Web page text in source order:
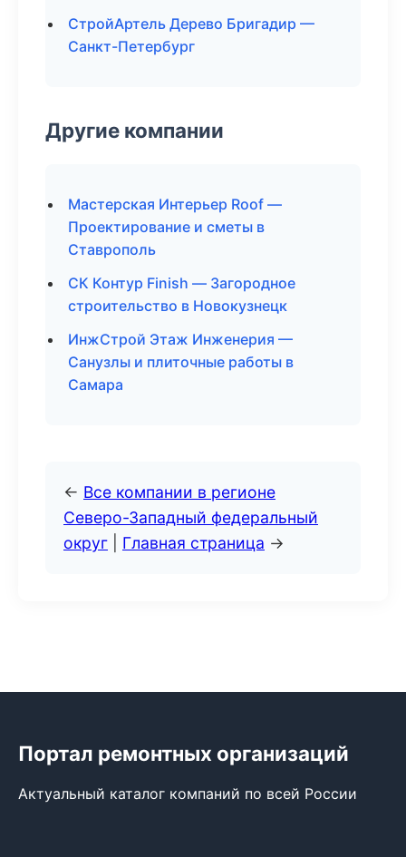
СтройАртель Дерево Бригадир —
Санкт-Петербург
Другие компании
Мастерская Интерьер Roof —
Проектирование и сметы в
Ставрополь
СК Контур Finish — Загородное
строительство в Новокузнецк
ИнжСтрой Этаж Инженерия —
Санузлы и плиточные работы в
Самара
← Все компании в регионе
Северо-Западный федеральный
округ
Главная страница →
Портал ремонтных организаций
Актуальный каталог компаний по всей России